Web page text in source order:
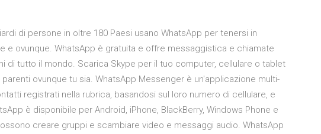
di persone in oltre 180 Paesi usano WhatsApp per tenersi in
e ovunque. WhatsApp è gratuita e offre messaggistica e chiamate
di tutto il mondo. Scarica Skype per il tuo computer, cellulare o tablet
ovunque tu sia. WhatsApp Messenger è un'applicazione multi-
registrati nella rubrica, basandosi sul loro numero di cellulare, e
è disponibile per Android, iPhone, BlackBerry, Windows Phone e
creare gruppi e scambiare video e messaggi audio. WhatsApp